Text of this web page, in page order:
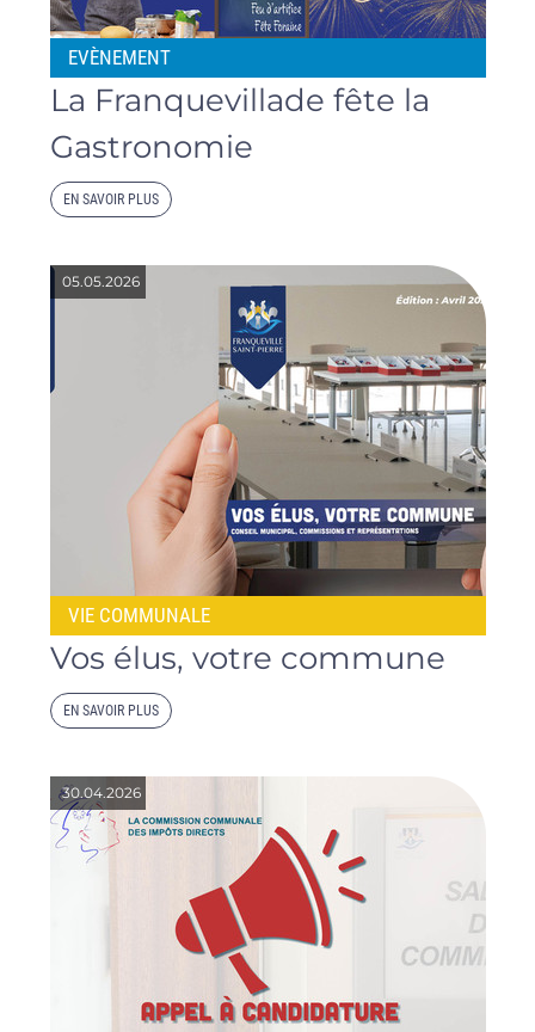
EVÈNEMENT
La Franquevillade fête la
Gastronomie
EN SAVOIR PLUS
05.05.2026
VIE COMMUNALE
Vos élus, votre commune
EN SAVOIR PLUS
30.04.2026